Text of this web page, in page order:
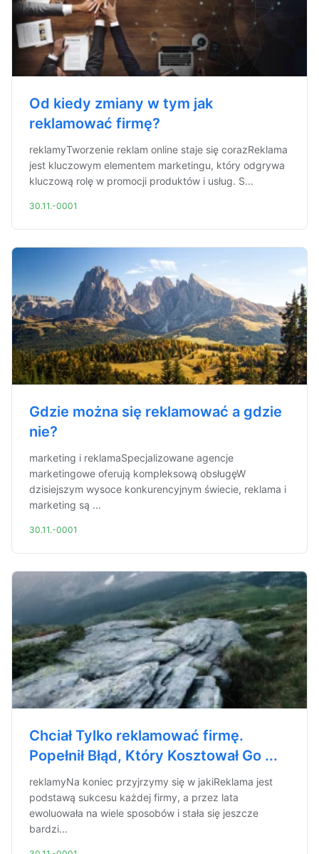
Od kiedy zmiany w tym jak
reklamować firmę?
reklamyTworzenie reklam online staje się corazReklama
jest kluczowym elementem marketingu, który odgrywa
kluczową rolę w promocji produktów i usług. S...
30.11.-0001
Gdzie można się reklamować a gdzie
nie?
marketing i reklamaSpecjalizowane agencje
marketingowe oferują kompleksową obsługęW
dzisiejszym wysoce konkurencyjnym świecie, reklama i
marketing są ...
30.11.-0001
Chciał Tylko reklamować firmę.
Popełnił Błąd, Który Kosztował Go ...
reklamyNa koniec przyjrzymy się w jakiReklama jest
podstawą sukcesu każdej firmy, a przez lata
ewoluowała na wiele sposobów i stała się jeszcze
bardzi...